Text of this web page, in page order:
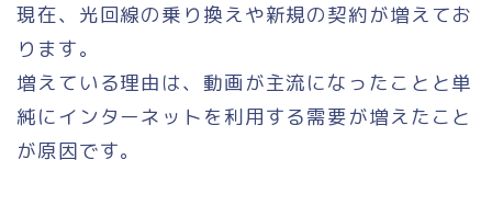
現在、光回線の乗り換えや新規の契約が増えてお
ります。
増えている理由は、動画が主流になったことと単
純にインターネットを利用する需要が増えたこと
が原因です。